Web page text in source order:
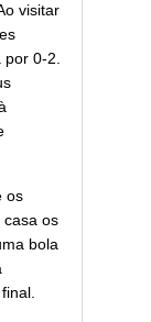
visitar
0-2.
os
casa os
bola